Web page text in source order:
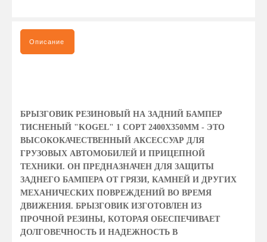
Описание
БРЫЗГОВИК РЕЗИНОВЫЙ НА ЗАДНИЙ БАМПЕР
ТИСНЕНЫЙ "KOGEL" 1 СОРТ 2400Х350ММ - ЭТО
ВЫСОКОКАЧЕСТВЕННЫЙ АКСЕССУАР ДЛЯ
ГРУЗОВЫХ АВТОМОБИЛЕЙ И ПРИЦЕПНОЙ
ТЕХНИКИ. ОН ПРЕДНАЗНАЧЕН ДЛЯ ЗАЩИТЫ
ЗАДНЕГО БАМПЕРА ОТ ГРЯЗИ, КАМНЕЙ И ДРУГИХ
МЕХАНИЧЕСКИХ ПОВРЕЖДЕНИЙ ВО ВРЕМЯ
ДВИЖЕНИЯ. БРЫЗГОВИК ИЗГОТОВЛЕН ИЗ
ПРОЧНОЙ РЕЗИНЫ, КОТОРАЯ ОБЕСПЕЧИВАЕТ
ДОЛГОВЕЧНОСТЬ И НАДЕЖНОСТЬ В